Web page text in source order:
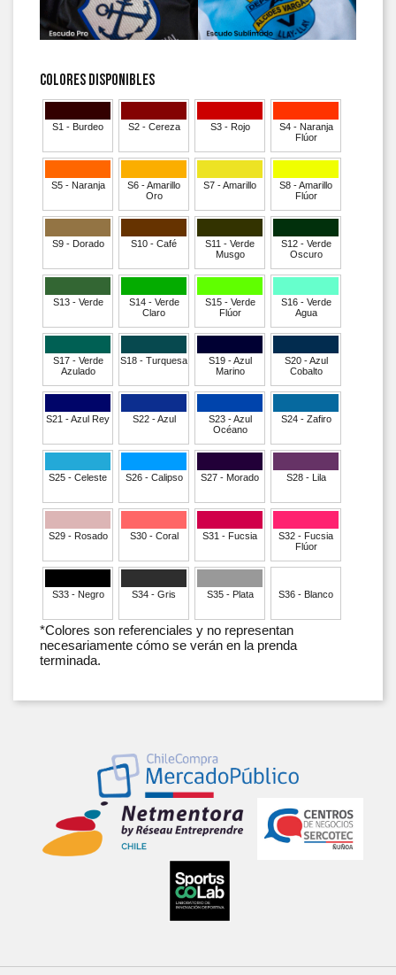
Colores Disponibles
S1 - Burdeo S2 - Cereza S3 - Rojo
S4 - Naranja
Flúor
S5 - Naranja
S6 - Amarillo
Oro
S7 - Amarillo
S8 - Amarillo
Flúor
S9 - Dorado S10 - Café
S11 - Verde
Musgo
S12 - Verde
Oscuro
S13 - Verde
S14 - Verde
Claro
S15 - Verde
Flúor
S16 - Verde
Agua
S17 - Verde
Azulado
S18 - Turquesa
S19 - Azul
Marino
S20 - Azul
Cobalto
S21 - Azul Rey S22 - Azul
S23 - Azul
Océano
S24 - Zafiro
S25 - Celeste S26 - Calipso S27 - Morado S28 - Lila
S29 - Rosado S30 - Coral S31 - Fucsia
S32 - Fucsia
Flúor
S33 - Negro S34 - Gris S35 - Plata S36 - Blanco
*Colores son referenciales y no representan
necesariamente cómo se verán en la prenda
terminada.